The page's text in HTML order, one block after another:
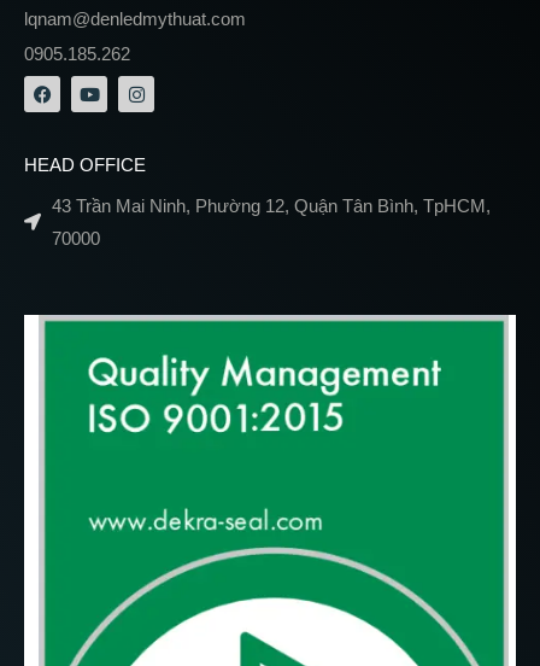
lqnam@denledmythuat.com
0905.185.262
HEAD OFFICE
43 Trần Mai Ninh, Phường 12, Quận Tân Bình, TpHCM,
70000